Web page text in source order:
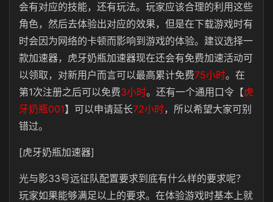
会有对应的技能，还有玩法。玩家应该合理的利用这些
角色，然后去体验出对应的效果，但是在下载游戏时有
时会因为网络的卡顿而影响到游戏的体验。建议选择一
款加速器，虎牙奶瓶加速器现在还会有免费加速活动可
以领取，对新用户而言可以最高累计免费75小时。在
第1次注册之后可以免费3小时。还有一个通用口令【虎
牙奶瓶001】可以申请延长72小时，所以希望大家可别
错过。
[虎牙奶瓶加速器]
光与影33号远征队配置要求到底有什么样的要求呢？
玩家如果能够满足以上的要求。在体验游戏时基本上就